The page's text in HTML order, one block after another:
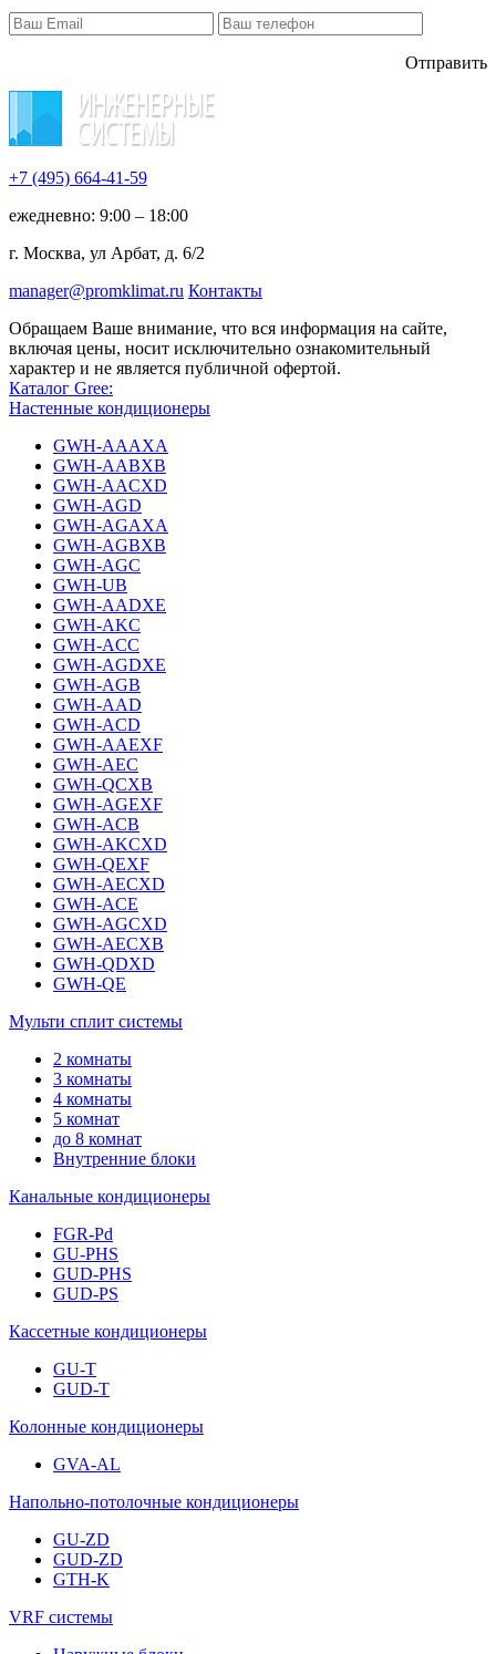
Отправить
+7 (495) 664-41-59
ежедневно: 9:00 – 18:00
г. Москва, ул Арбат, д. 6/2
manager@promklimat.ru Контакты
Обращаем Ваше внимание, что вся информация на сайте,
включая цены, носит исключительно ознакомительный
характер и не является публичной офертой.
Каталог Gree:
Настенные кондиционеры
GWH-AAAXA
GWH-AABXB
GWH-AACXD
GWH-AGD
GWH-AGAXA
GWH-AGBXB
GWH-AGC
GWH-UB
GWH-AADXE
GWH-AKC
GWH-ACC
GWH-AGDXE
GWH-AGB
GWH-AAD
GWH-ACD
GWH-AAEXF
GWH-AEC
GWH-QCXB
GWH-AGEXF
GWH-ACB
GWH-AKCXD
GWH-QEXF
GWH-AECXD
GWH-ACE
GWH-AGCXD
GWH-AECXB
GWH-QDXD
GWH-QE
Мульти сплит системы
2 комнаты
3 комнаты
4 комнаты
5 комнат
до 8 комнат
Внутренние блоки
Канальные кондиционеры
FGR-Pd
GU-PHS
GUD-PHS
GUD-PS
Кассетные кондиционеры
GU-T
GUD-T
Колонные кондиционеры
GVA-AL
Напольно-потолочные кондиционеры
GU-ZD
GUD-ZD
GTH-K
VRF системы